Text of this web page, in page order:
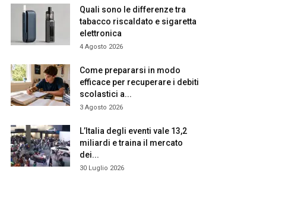
Quali sono le differenze tra
tabacco riscaldato e sigaretta
elettronica
4 Agosto 2026
Come prepararsi in modo
efficace per recuperare i debiti
scolastici a...
3 Agosto 2026
L’Italia degli eventi vale 13,2
miliardi e traina il mercato
dei...
30 Luglio 2026